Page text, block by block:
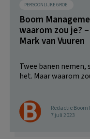
PERSOONLIJKE GROEI
Boom
waarom zou je?
Mark van Vuuren
Twee banen nemen,
het. Maar waarom
Redactie
7 juli 2023